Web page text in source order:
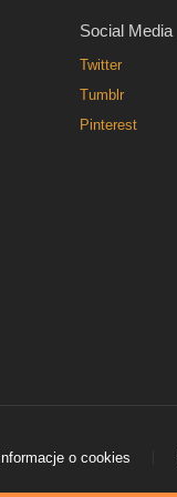
Social Media
Twitter
Tumblr
Pinterest
Informacje o cookies